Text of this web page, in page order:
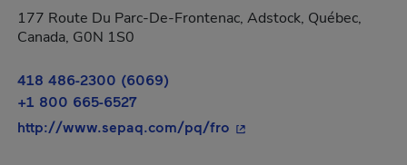
177 Route Du Parc-De-Frontenac, Adstock, Québec,
Canada, G0N 1S0
418 486-2300 (6069)
+1 800 665-6527
http://www.sepaq.com/pq/fro - Cet hyperlien s'ouvrira